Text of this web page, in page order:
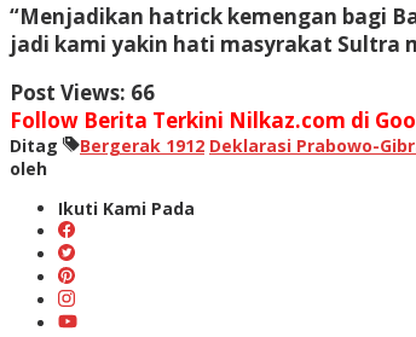
“Menjadikan hatrick kemengan bagi
jadi kami yakin hati masyrakat Sultra
Post Views: 66
Follow Berita Terkini Nilkaz.com di
Ditag Bergerak 1912 Deklarasi Prabowo-
oleh
Ikuti Kami Pada